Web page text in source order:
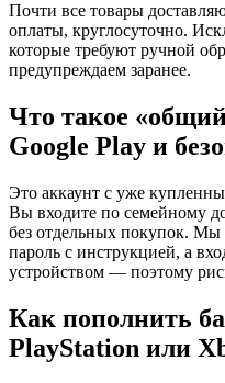
Почти все товары
оплаты, круглосуточно.
которые требуют ручной
предупреждаем заранее.
Что такое
Google Play и
Это аккаунт с уже
Вы входите по семейному
без отдельных покупок.
пароль с инструкцией, а
устройством — поэтому
Как пополнить
PlayStation или